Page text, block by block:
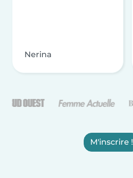
Nerina
M'inscrire !